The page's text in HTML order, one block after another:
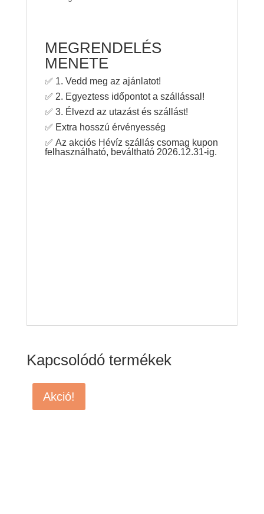
MEGRENDELÉS
MENETE
✅ 1. Vedd meg az ajánlatot!
✅ 2. Egyeztess időpontot a szállással!
✅ 3. Élvezd az utazást és szállást!
✅ Extra hosszú érvényesség
✅ Az akciós Hévíz szállás csomag kupon
felhasználható, beváltható 2026.12.31-ig.
Kapcsolódó termékek
Akció!